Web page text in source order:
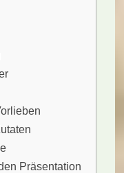
Präsentation